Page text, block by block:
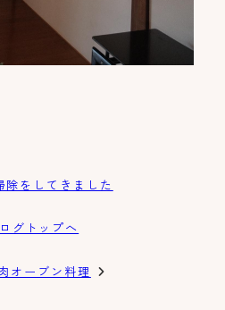
除をしてきました
グトップへ
オーブン料理